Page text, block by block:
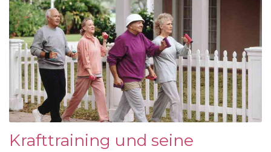
Krafttraining und seine